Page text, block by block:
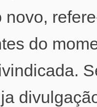
novo,
do